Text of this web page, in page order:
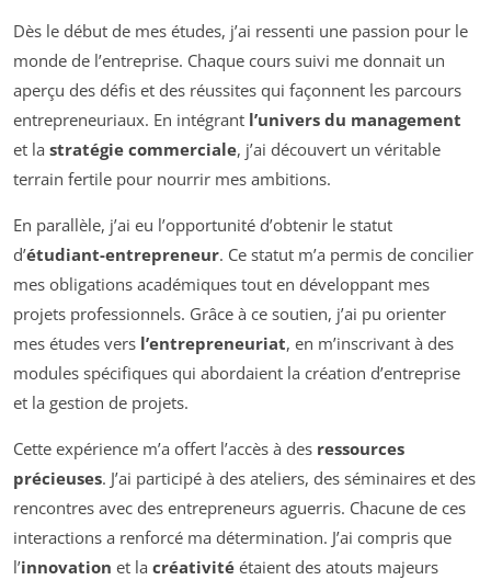
Dès le début de mes études, j’ai ressenti une passion pour le
monde de l’entreprise. Chaque cours suivi me donnait un
aperçu des défis et des réussites qui façonnent les parcours
entrepreneuriaux. En intégrant l’univers du management
et la stratégie commerciale, j’ai découvert un véritable
terrain fertile pour nourrir mes ambitions.
En parallèle, j’ai eu l’opportunité d’obtenir le statut
d’étudiant-entrepreneur. Ce statut m’a permis de concilier
mes obligations académiques tout en développant mes
projets professionnels. Grâce à ce soutien, j’ai pu orienter
mes études vers l’entrepreneuriat, en m’inscrivant à des
modules spécifiques qui abordaient la création d’entreprise
et la gestion de projets.
Cette expérience m’a offert l’accès à des ressources
précieuses. J’ai participé à des ateliers, des séminaires et des
rencontres avec des entrepreneurs aguerris. Chacune de ces
interactions a renforcé ma détermination. J’ai compris que
l’innovation et la créativité étaient des atouts majeurs